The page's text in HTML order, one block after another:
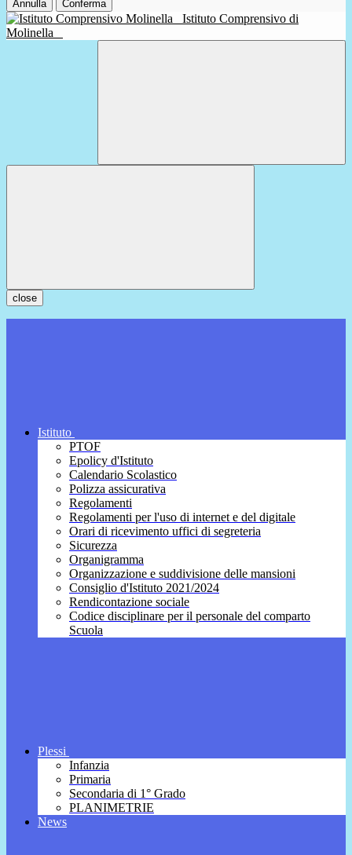
Annulla Conferma
Istituto Comprensivo di
Molinella
close
Istituto
PTOF
Epolicy d'Istituto
Calendario Scolastico
Polizza assicurativa
Regolamenti
Regolamenti per l'uso di internet e del digitale
Orari di ricevimento uffici di segreteria
Sicurezza
Organigramma
Organizzazione e suddivisione delle mansioni
Consiglio d'Istituto 2021/2024
Rendicontazione sociale
Codice disciplinare per il personale del comparto
Scuola
Plessi
Infanzia
Primaria
Secondaria di 1° Grado
PLANIMETRIE
News